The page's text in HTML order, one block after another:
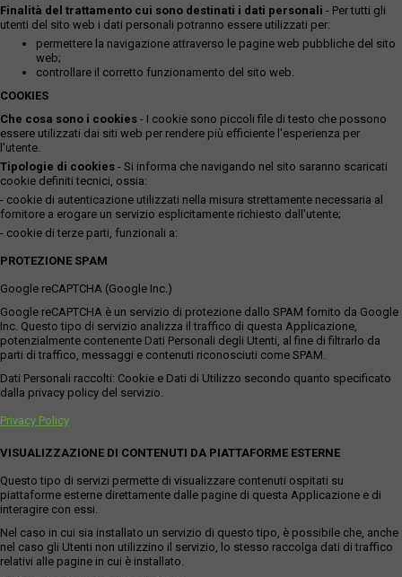
Finalità del trattamento cui sono destinati i dati personali - Per tutti gli
utenti del sito web i dati personali potranno essere utilizzati per:
permettere la navigazione attraverso le pagine web pubbliche del sito
web;
controllare il corretto funzionamento del sito web.
COOKIES
Che cosa sono i cookies - I cookie sono piccoli file di testo che possono
essere utilizzati dai siti web per rendere più efficiente l'esperienza per
l'utente.
Tipologie di cookies - Si informa che navigando nel sito saranno scaricati
cookie definiti tecnici, ossia:
- cookie di autenticazione utilizzati nella misura strettamente necessaria al
fornitore a erogare un servizio esplicitamente richiesto dall'utente;
- cookie di terze parti, funzionali a:
PROTEZIONE SPAM
Google reCAPTCHA (Google Inc.)
Google reCAPTCHA è un servizio di protezione dallo SPAM fornito da Google
Inc. Questo tipo di servizio analizza il traffico di questa Applicazione,
potenzialmente contenente Dati Personali degli Utenti, al fine di filtrarlo da
parti di traffico, messaggi e contenuti riconosciuti come SPAM.
Dati Personali raccolti: Cookie e Dati di Utilizzo secondo quanto specificato
dalla privacy policy del servizio.
Privacy Policy
VISUALIZZAZIONE DI CONTENUTI DA PIATTAFORME ESTERNE
Questo tipo di servizi permette di visualizzare contenuti ospitati su
piattaforme esterne direttamente dalle pagine di questa Applicazione e di
interagire con essi.
Nel caso in cui sia installato un servizio di questo tipo, è possibile che, anche
nel caso gli Utenti non utilizzino il servizio, lo stesso raccolga dati di traffico
relativi alle pagine in cui è installato.